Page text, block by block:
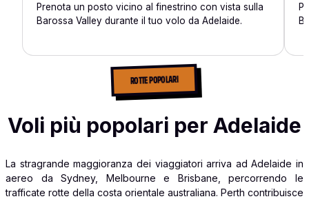
Prenota un posto vicino al finestrino con vista sulla
Barossa Valley durante il tuo volo da Adelaide.
ROTTE POPOLARI
Voli più popolari per Adelaide
La stragrande maggioranza dei viaggiatori arriva ad Adelaide in
aereo da Sydney, Melbourne e Brisbane, percorrendo le
trafficate rotte della costa orientale australiana. Perth contribuisce